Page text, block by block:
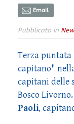
Email
Pubblicato in
Terza
capitano"
capitani delle
Bosco
Paoli,